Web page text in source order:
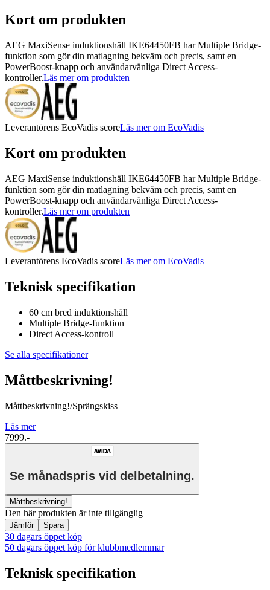
Kort om produkten
AEG MaxiSense induktionshäll IKE64450FB har Multiple Bridge-
funktion som gör din matlagning bekväm och precis, samt en
PowerBoost-knapp och användarvänliga Direct Access-
kontroller.Läs mer om produkten
Leverantörens EcoVadis scoreLäs mer om EcoVadis
Kort om produkten
AEG MaxiSense induktionshäll IKE64450FB har Multiple Bridge-
funktion som gör din matlagning bekväm och precis, samt en
PowerBoost-knapp och användarvänliga Direct Access-
kontroller.Läs mer om produkten
Leverantörens EcoVadis scoreLäs mer om EcoVadis
Teknisk specifikation
60 cm bred induktionshäll
Multiple Bridge-funktion
Direct Access-kontroll
Se alla specifikationer
Måttbeskrivning!
Måttbeskrivning!/Sprängskiss
Läs mer
7999.-
Se månadspris vid delbetalning.
Måttbeskrivning!
Den här produkten är inte tillgänglig
Jämför Spara
30 dagars öppet köp
50 dagars öppet köp för klubbmedlemmar
Teknisk specifikation